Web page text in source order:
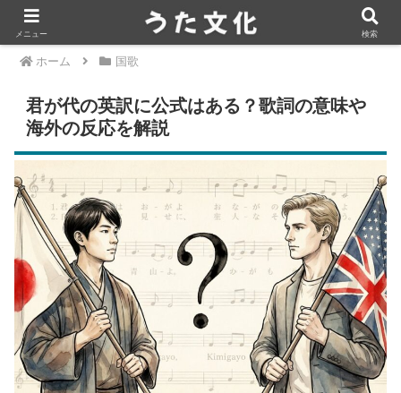
ホーム 国歌
君が代の英訳に公式はある？歌詞の意味や
海外の反応を解説
メニュー 検索